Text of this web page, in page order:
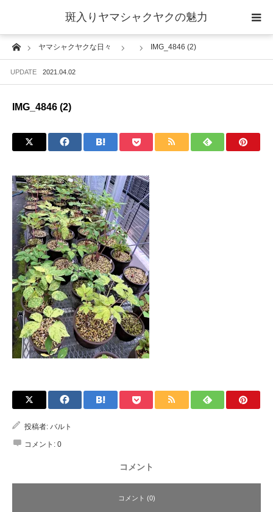
斑入りヤマシャクヤクの魅力
Homeヤマシャクヤクな日々 IMG_4846 (2)
UPDATE 2021.04.02
IMG_4846 (2)
投稿者: バルト
コメント: 0
コメント
コメント (0)
当サイトについて
斑入りヤマシャクヤクの魅力 ギャラリー